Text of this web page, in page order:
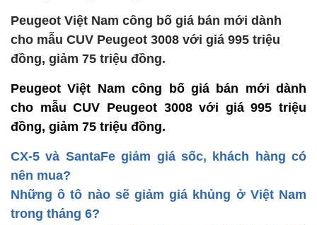
Peugeot Việt Nam công bố giá bán mới dành
cho mẫu CUV Peugeot 3008 với giá 995 triệu
đồng, giảm 75 triệu đồng.
Peugeot Việt Nam công bố giá bán mới dành
cho mẫu CUV Peugeot 3008 với giá 995 triệu
đồng, giảm 75 triệu đồng.
CX-5 và SantaFe giảm giá sốc, khách hàng có
nên mua?
Những ô tô nào sẽ giảm giá khủng ở Việt Nam
trong tháng 6?